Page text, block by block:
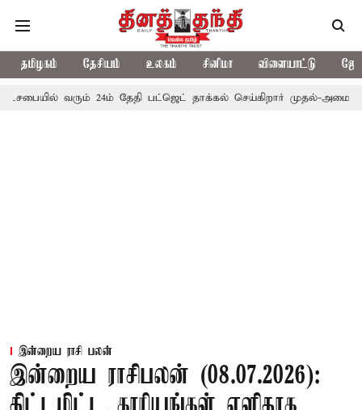
தமிழகம் தேசியம் உலகம் சினிமா விளையாட்டு
வரும் 24ம் தேதி பட்ஜெட் தாக்கல் செய்கிறார் முதல்-அமைச்சர் ரங்கசாமி
இன்றைய ராசி பலன்
இன்றைய ராசிபலன் (08.07.2026):